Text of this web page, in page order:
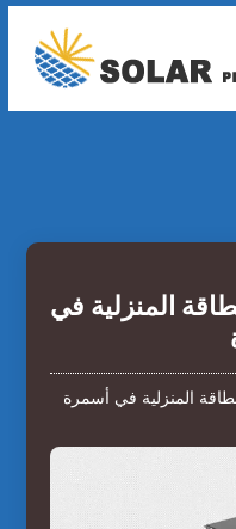
المنزلية في
المنزلية في أسمرة